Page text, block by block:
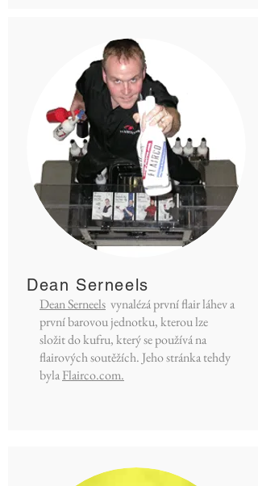
Dean Serneels
Dean Serneels vynalézá první flair láhev a
první barovou jednotku, kterou lze
složit do kufru, který se používá na
flairových soutěžích. Jeho stránka tehdy
bylaFlairco.com.